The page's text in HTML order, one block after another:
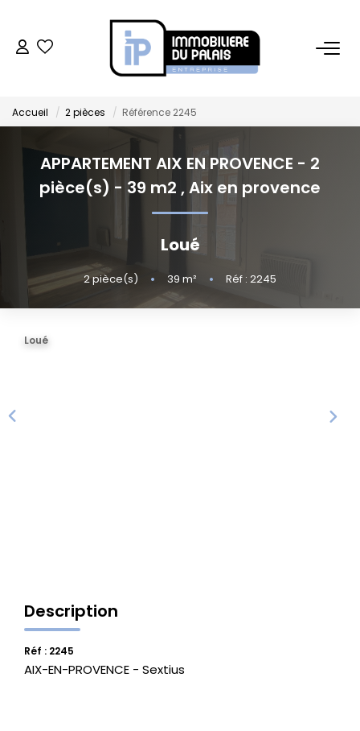
BUREAUX
Bureaux À Vendre
Bureaux À Louer
Ventes Locaux Commerciaux
Location Locaux Commerciaux
Murs
Accueil 2 pièces Référence 2245
APPARTEMENT AIX EN PROVENCE - 2
pièce(s) - 39 m2 ,Aix en provence
Loué
2pièce(s) • 39 m² • Réf : 2245
Loué
Description
Réf : 2245
AIX-EN-PROVENCE - Sextius